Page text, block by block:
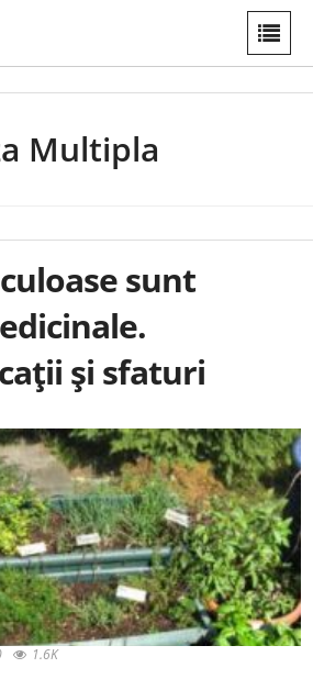
Multipla
sunt
şi sfaturi
1.6K